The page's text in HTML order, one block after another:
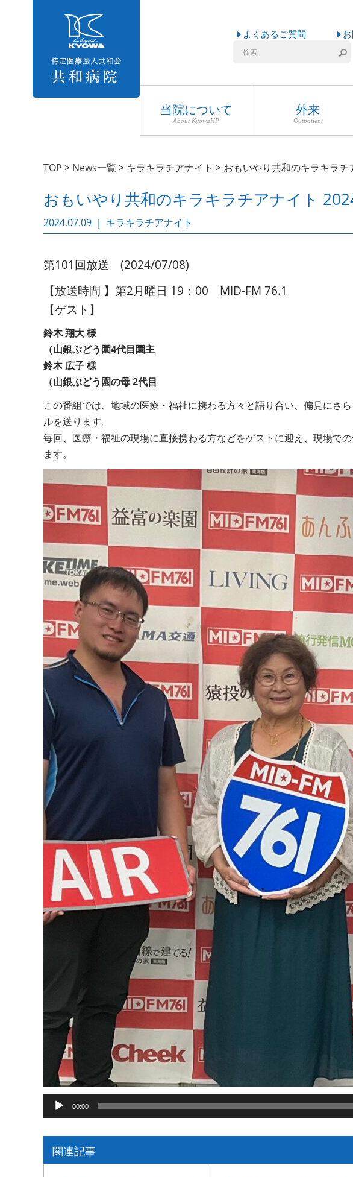
よくあるご質問
当院について
About KyowaHP
外来
Outpatient
TOP > News一覧 > キラキラチアナイト > おもいやり共和のキラキラ
おもいやり共和のキラキラチアナイト
2024.07.09 ｜ キラキラチアナイト
第101回放送 (2024/07/08)
【放送時間 】第2月曜日 19：00 MID-FM 76.1
【ゲスト】
鈴木 翔大 様
（山銀ぶどう園4代目園主
鈴木 広子 様
（山銀ぶどう園の母 2代目
この番組では、地域の医療・福祉に携わる方々と語り合い、偏見にさ
ルを送ります。
毎回、医療・福祉の現場に直接携わる方などをゲストに迎え、現場で
ます。
声
プ
ー
00:00
関連記事